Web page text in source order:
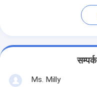
Ms. Milly